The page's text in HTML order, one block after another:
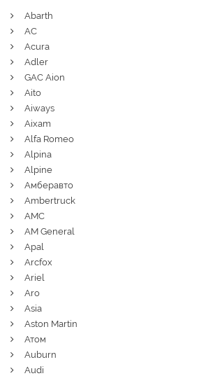
Abarth
AC
Acura
Adler
GAC Aion
Aito
Aiways
Aixam
Alfa Romeo
Alpina
Alpine
Амберавто
Ambertruck
AMC
AM General
Apal
Arcfox
Ariel
Aro
Asia
Aston Martin
Атом
Auburn
Audi